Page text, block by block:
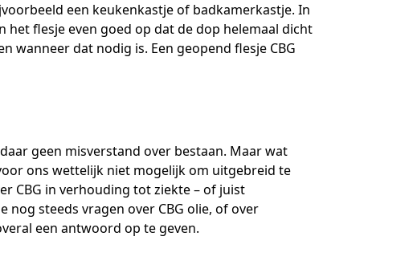
een keukenkastje of badkamerkastje. In
flesje even goed op dat de dop helemaal dicht
wanneer dat nodig is. Een geopend flesje CBG
geen misverstand over bestaan. Maar wat
ons wettelijk niet mogelijk om uitgebreid te
CBG in verhouding tot ziekte – of juist
nog steeds vragen over CBG olie, of over
een antwoord op te geven.